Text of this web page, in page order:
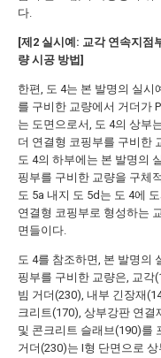
다.
[제2 실시예: 교각 연속지점
량 시공 방법]
한편, 도 4는 본 발명의 실시
를 구비한 교량에서 거더가
는 도면으로서, 도 4의 상부
더 연결형 코핑부를 구비한
도 4의 하부에는 본 발명의
핑부를 구비한 교량을 구체
도 5a 내지 도 5d는 도 4에
연결형 코핑부로 형성하는
면들이다.
도 4를 참조하면, 본 발명의
핑부를 구비한 교량은, 교각
빔 거더(230), 내부 긴장재
크리트(170), 상부강판 연결
및 콘크리트 슬래브(190)를
거더(230)는 I형 단면으로